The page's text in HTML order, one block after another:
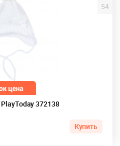
372138
54
Купить